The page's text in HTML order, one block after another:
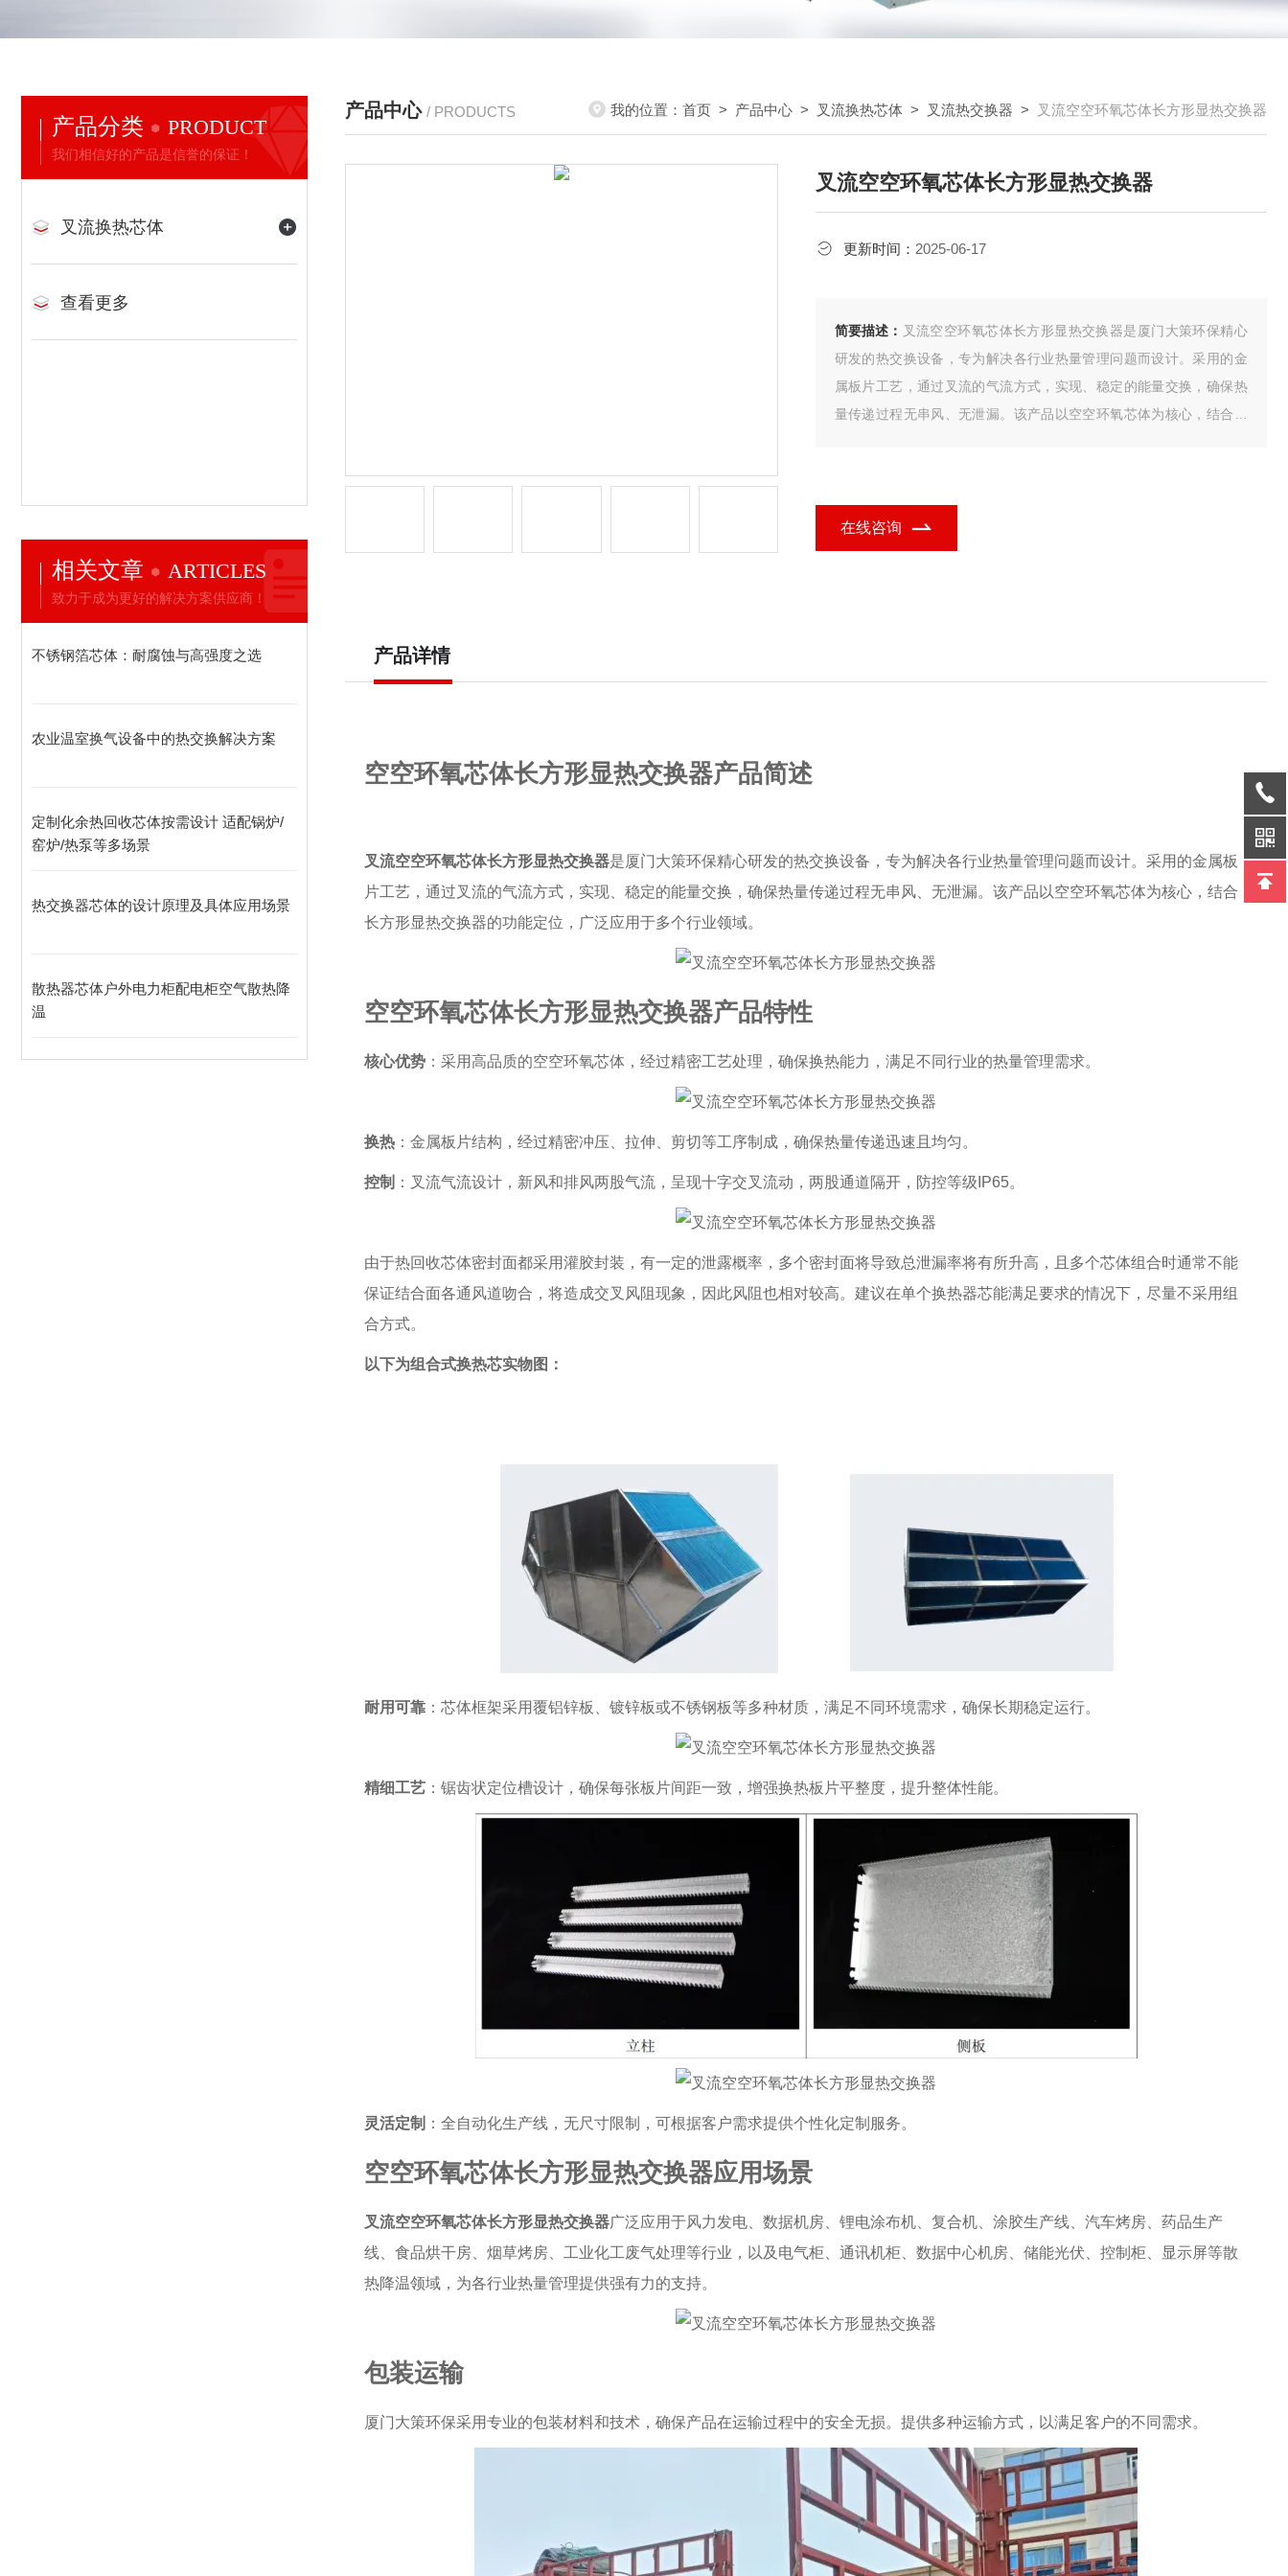
产品分类 PRODUCT
我们相信好的产品是信誉的保证！
叉流换热芯体
查看更多
相关文章 ARTICLES
致力于成为更好的解决方案供应商！
不锈钢箔芯体：耐腐蚀与高强度之选
农业温室换气设备中的热交换解决方案
定制化余热回收芯体按需设计 适配锅炉/
窑炉/热泵等多场景
热交换器芯体的设计原理及具体应用场景
散热器芯体户外电力柜配电柜空气散热降
温
产品中心 / PRODUCTS 我的位置： 首页 > 产品中心 > 叉流换热芯体 > 叉流热交换器 > 叉流空空环氧芯体长方形显热交换器
叉流空空环氧芯体长方形显热交换器
更新时间： 2025-06-17
简要描述： 叉流空空环氧芯体长方形显热交换器是厦门大策环保精心
研发的热交换设备，专为解决各行业热量管理问题而设计。采用的金
属板片工艺，通过叉流的气流方式，实现、稳定的能量交换，确保热
量传递过程无串风、无泄漏。该产品以空空环氧芯体为核心，结合长
在线咨询
产品详情
空空环氧芯体长方形显热交换器产品简述
叉流空空环氧芯体长方形显热交换器是厦门大策环保精心研发的热交换设备，专为解决各行业热量管理问题而设计。采用的金属板
片工艺，通过叉流的气流方式，实现、稳定的能量交换，确保热量传递过程无串风、无泄漏。该产品以空空环氧芯体为核心，结合
长方形显热交换器的功能定位，广泛应用于多个行业领域。
空空环氧芯体长方形显热交换器产品特性
核心优势 ：采用高品质的空空环氧芯体，经过精密工艺处理，确保换热能力，满足不同行业的热量管理需求。
换热 ：金属板片结构，经过精密冲压、拉伸、剪切等工序制成，确保热量传递迅速且均匀。
控制 ：叉流气流设计，新风和排风两股气流，呈现十字交叉流动，两股通道隔开，防控等级IP65。
由于热回收芯体密封面都采用灌胶封装，有一定的泄露概率，多个密封面将导致总泄漏率将有所升高，且多个芯体组合时通常不能
保证结合面各通风道吻合，将造成交叉风阻现象，因此风阻也相对较高。建议在单个换热器芯能满足要求的情况下，尽量不采用组
合方式。
以下为组合式换热芯实物图：
耐用可靠 ：芯体框架采用覆铝锌板、镀锌板或不锈钢板等多种材质，满足不同环境需求，确保长期稳定运行。
精细工艺 ：锯齿状定位槽设计，确保每张板片间距一致，增强换热板片平整度，提升整体性能。
灵活定制 ：全自动化生产线，无尺寸限制，可根据客户需求提供个性化定制服务。
空空环氧芯体长方形显热交换器应用场景
叉流空空环氧芯体长方形显热交换器广泛应用于风力发电、数据机房、锂电涂布机、复合机、涂胶生产线、汽车烤房、药品生产
线、食品烘干房、烟草烤房、工业化工废气处理等行业，以及电气柜、通讯机柜、数据中心机房、储能光伏、控制柜、显示屏等散
热降温领域，为各行业热量管理提供强有力的支持。
包装运输
厦门大策环保采用专业的包装材料和技术，确保产品在运输过程中的安全无损。提供多种运输方式，以满足客户的不同需求。